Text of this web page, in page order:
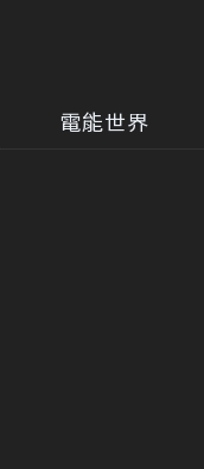
電能世界